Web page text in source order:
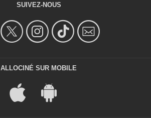
SUIVEZ-NOUS
ALLOCINÉ SUR MOBILE